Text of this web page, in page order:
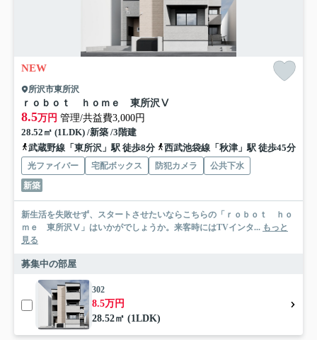
NEW
所沢市東所沢
ｒｏｂｏｔ ｈｏｍｅ 東所沢Ⅴ
8.5万円 管理/共益費3,000円
28.52㎡ (1LDK) /新築 /3階建
武蔵野線「東所沢」駅 徒歩8分
西武池袋線「秋津」駅 徒歩45分
光ファイバー 宅配ボックス 防犯カメラ
公共下水
新築
新生活を失敗せず、スタートさせたいならこちらの「ｒｏｂｏｔ ｈｏ
ｍｅ 東所沢Ⅴ」はいかがでしょうか。来客時にはTVインタ... もっと
見る
募集中の部屋
302
8.5万円
28.52㎡ (1LDK)